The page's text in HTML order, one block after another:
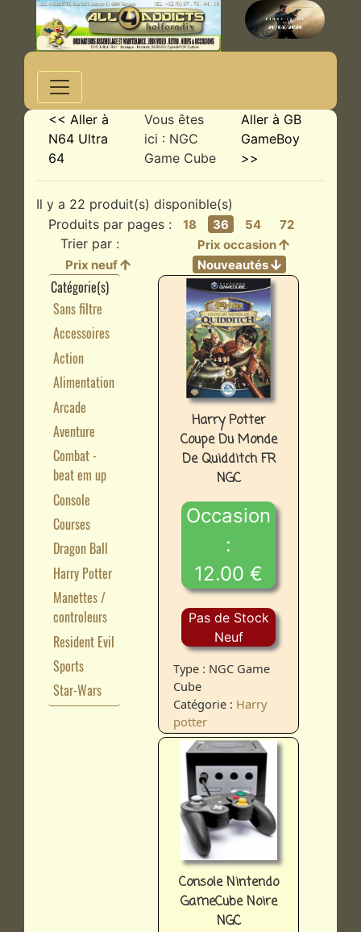
<< Aller à
N64 Ultra
64
Vous êtes
ici : NGC
Game Cube
Aller à GB
GameBoy
>>
Il y a 22 produit(s) disponible(s)
Produits par pages :
18 36 54 72
Trier par :
Prix occasion
Prix neuf
Nouveautés
Catégorie(s)
Sans filtre
Accessoires
Action
Alimentation
Arcade
Aventure
Combat -
beat em up
Console
Courses
Dragon Ball
Harry Potter
Manettes /
controleurs
Resident Evil
Sports
Star-Wars
Harry Potter
Coupe Du Monde
De Quidditch FR
NGC
Occasion
:
12.00 €
Pas de Stock
Neuf
Type : NGC Game
Cube
Catégorie : Harry
potter
Console Nintendo
GameCube Noire
NGC